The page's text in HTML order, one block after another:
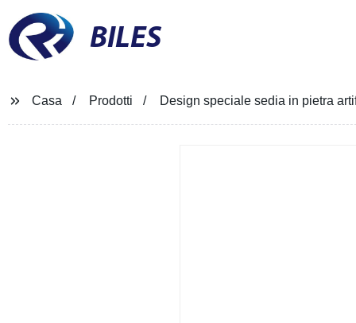
BILES
Casa Prodotti Design speciale sedia in pietra